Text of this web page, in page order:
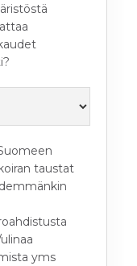
taustat
yms